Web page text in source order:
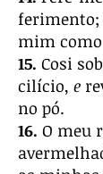
mim
15. Cosi
cilício, e
no pó.
16. O meu